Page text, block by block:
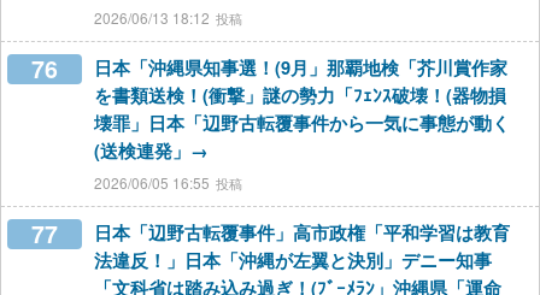
2026/06/13 18:12
76
日本「沖縄県知事選！(9月」那覇地検「芥川賞作家
を書類送検！(衝撃」謎の勢力「ﾌｪﾝｽ破壊！(器物損
壊罪」日本「辺野古転覆事件から一気に事態が動く
(送検連発」→
2026/06/05 16:55
77
日本「辺野古転覆事件」高市政権「平和学習は教育
法違反！」日本「沖縄が左翼と決別」デニー知事
「文科省は踏み込み過ぎ！(ﾌﾞｰﾒﾗﾝ」沖縄県「運命